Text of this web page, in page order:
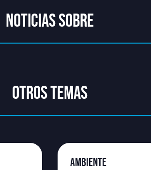
NOTICIAS SOBRE
OTROS TEMAS
AMBIENTE